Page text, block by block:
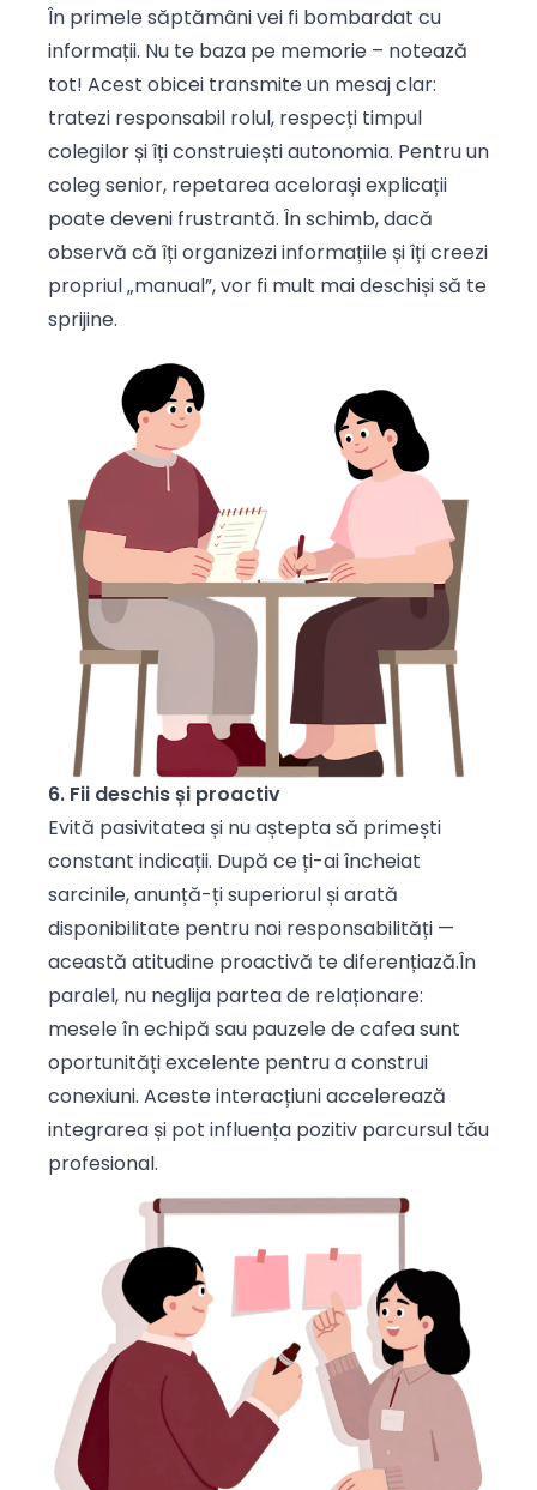
În primele săptămâni vei fi bombardat cu
informații. Nu te baza pe memorie – notează
tot! Acest obicei transmite un mesaj clar:
tratezi responsabil rolul, respecți timpul
colegilor și îți construiești autonomia. Pentru un
coleg senior, repetarea acelorași explicații
poate deveni frustrantă. În schimb, dacă
observă că îți organizezi informațiile și îți creezi
propriul „manual”, vor fi mult mai deschiși să te
sprijine.
6. Fii deschis și proactiv
Evită pasivitatea și nu aștepta să primești
constant indicații. După ce ți-ai încheiat
sarcinile, anunță-ți superiorul și arată
disponibilitate pentru noi responsabilități —
această atitudine proactivă te diferențiază.În
paralel, nu neglija partea de relaționare:
mesele în echipă sau pauzele de cafea sunt
oportunități excelente pentru a construi
conexiuni. Aceste interacțiuni accelerează
integrarea și pot influența pozitiv parcursul tău
profesional.